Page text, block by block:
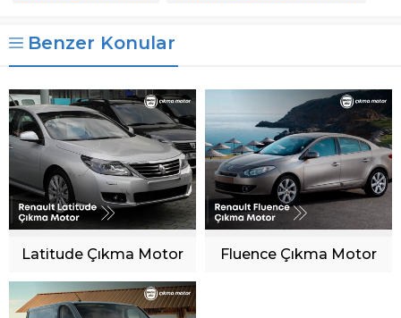
Benzer Konular
Latitude Çıkma Motor Fluence Çıkma Motor